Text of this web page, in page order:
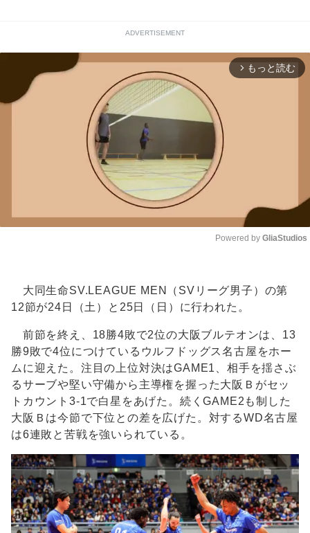
ADVERTISEMENT
arrow_forward_ios もっと読む
Powered by GliaStudios
大同生命SV.LEAGUE MEN（SVリーグ男子）の第
12節が24日（土）と25日（日）に行われた。
前節を終え、18勝4敗で2位の大阪ブルテオンは、13
勝9敗で4位につけているウルフドッグス名古屋をホー
ムに迎えた。注目の上位対決はGAME1、相手を揺さぶ
るサーブや堅い守備から主導権を握った大阪Ｂがセッ
トカウント3-1で白星をあげた。続くGAME2も制した
大阪Ｂは今節で下位との差を広げた。対するWD名古屋
は6連敗と苦戦を強いられている。